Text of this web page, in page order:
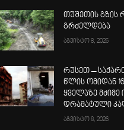
თუშეთის გზის
გრძელდება
აგვისტო 8, 2026
რუსეთ –
წლის ომიდან
ყველაზე მძიმე
დრამატული
აგვისტო 8, 2026